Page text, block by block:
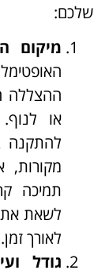
שלכם:
מיקום
ההצללה
או לנוף.
להתקנה
מקורות,
תמיכה
לשאת את
לאורך זמן.
גודל